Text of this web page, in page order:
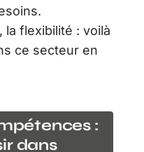
la flexibilité : voilà
ce secteur en
:
dans